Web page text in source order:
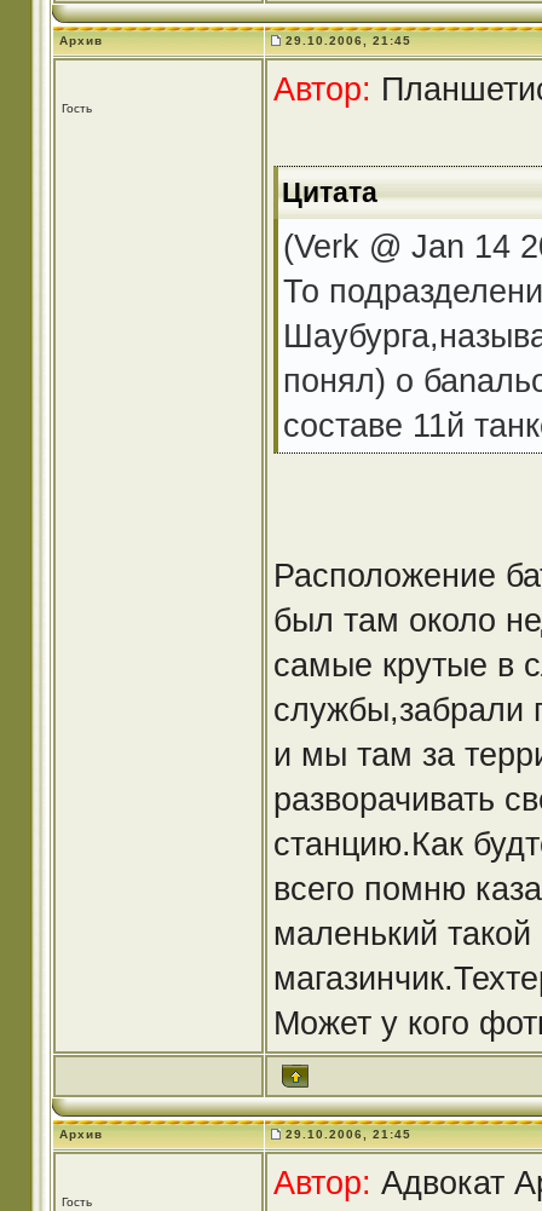
Архив 29.10.2006, 21:45
Гость
Автор:
Цитата
(Verk @ Jan 14
То
понял) о
составе 11й
Расположение
был там около
самые крутые в
службы,забрали
и мы там за
разворачивать
станцию.Как
всего помню
маленький такой
Может у кого
Архив 29.10.2006, 21:45
Гость
Автор: Адвокат